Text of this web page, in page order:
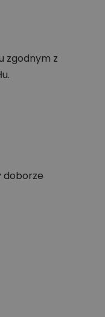
zgodnym z
doborze